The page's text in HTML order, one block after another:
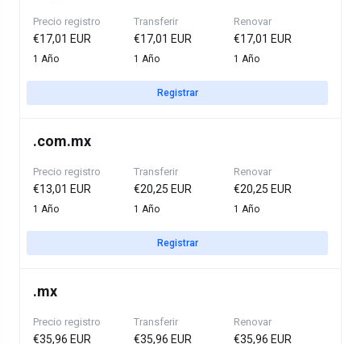
Precio registro
€17,01 EUR
1 Año
Transferir
€17,01 EUR
1 Año
Renovar
€17,01 EUR
1 Año
Registrar
.com.mx
Precio registro
€13,01 EUR
1 Año
Transferir
€20,25 EUR
1 Año
Renovar
€20,25 EUR
1 Año
Registrar
.mx
Precio registro
€35,96 EUR
Transferir
€35,96 EUR
Renovar
€35,96 EUR